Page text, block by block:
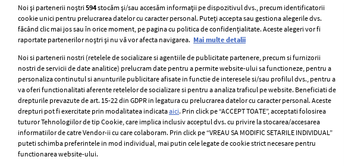
Stiri GSP Unica Baby
Pariază
Noi și partenerii noștri 594stocăm și/sau accesăm informații pe dispozitivul dvs., precum identificatorii
cookie unici pentru prelucrarea datelor cu caracter personal. Puteți accepta sau gestiona alegerile dvs.
făcând clic mai jos sau în orice moment, pe pagina cu politica de confidențialitate. Aceste alegeri vor fi
raportate partenerilor noștri și nu vă vor afecta navigarea. Mai multe detalii
Noi si partenerii nostri (retelele de socializare si agentiile de publicitate partenere, precum si furnizorii
nostri de servicii de date analitice) prelucram date pentru a permite website-ului sa functioneze, pentru a
personaliza continutul si anunturile publicitare afisate in functie de interesele si/sau profilul dvs., pentru a
va oferi functionalitati aferente retelelor de socializare si pentru a analiza traficul pe website. Beneficiati de
drepturile prevazute de art. 15-22 din GDPR in legatura cu prelucrarea datelor cu caracter personal. Aceste
drepturi pot fi exercitate prin modalitatea indicataaici. Prin click pe “ACCEPT TOATE”, acceptati folosirea
tuturor Tehnologiilor de tip Cookie, care implica inclusiv acceptul dvs. cu privire la stocarea/accesarea
informatiilor de catre Vendor-ii cu care colaboram. Prin click pe “VREAU SA MODIFIC SETARILE INDIVIDUAL”
puteti schimba preferintele in mod individual, mai putin cele legate de cookie strict necesare pentru
functionarea website-ului.